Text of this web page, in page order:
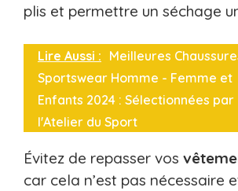
plis et permettre un séchage
Lire Aussi : Meilleures
Sportswear Homme - Femme et
Enfants 2024 : Sélectionnées par
l'Atelier du Sport
Évitez de repasser vos
car cela n’est pas nécessaire